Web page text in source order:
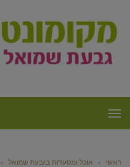
תפריט
ראשי » אוכל ומסעדות בגבעת שמואל »